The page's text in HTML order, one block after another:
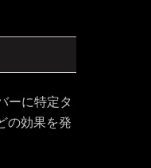
ーに特定タ
の効果を発